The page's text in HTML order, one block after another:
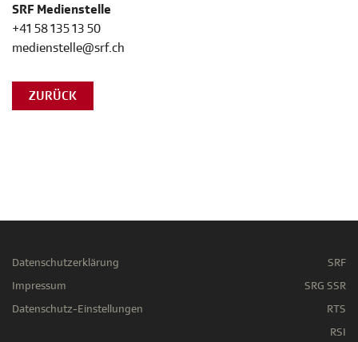
SRF Medienstelle
+41 58 135 13 50
medienstelle@srf.ch
ZURÜCK
Datenschutzerklärung
Impressum
Datenschutz-Einstellungen
SRF
SRG SSR
RTS
RSI